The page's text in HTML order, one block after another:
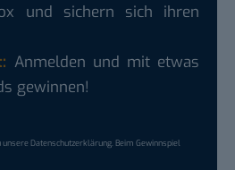
und sichern sich ihren
Anmelden und mit etwas
gewinnen!
unsereDatenschutzerklärung. Beim Gewinnspiel